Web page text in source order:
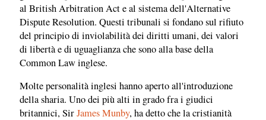
al British Arbitration Act e al sistema dell'Alternative
Dispute Resolution. Questi tribunali si fondano sul rifiuto
del principio di inviolabilità dei diritti umani, dei valori
di libertà e di uguaglianza che sono alla base della
Common Law inglese.
Molte personalità inglesi hanno aperto all'introduzione
della sharia. Uno dei più alti in grado fra i giudici
britannici, SirJames Munby, ha detto che la cristianità